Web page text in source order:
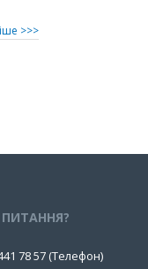
>>>
78 57 (Телефон)